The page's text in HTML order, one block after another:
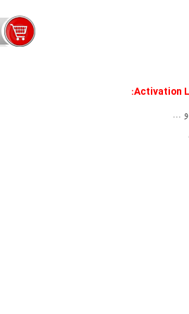
و ...